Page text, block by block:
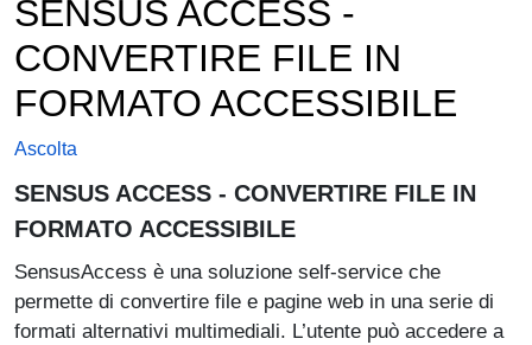
SENSUS ACCESS -
CONVERTIRE FILE IN
FORMATO ACCESSIBILE
Ascolta
SENSUS ACCESS - CONVERTIRE FILE IN
FORMATO ACCESSIBILE
SensusAccess è una soluzione self-service che
permette di convertire file e pagine web in una serie di
formati alternativi multimediali. L’utente può accedere a